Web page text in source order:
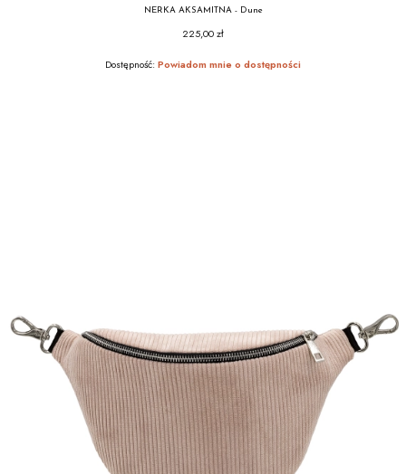
NERKA AKSAMITNA - Dune
Cena
225,00 zł
Dostępność: Powiadom mnie o dostępności